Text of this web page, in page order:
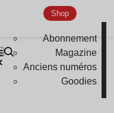
Shop
Abonnement
Magazine
Anciens numéros
Goodies